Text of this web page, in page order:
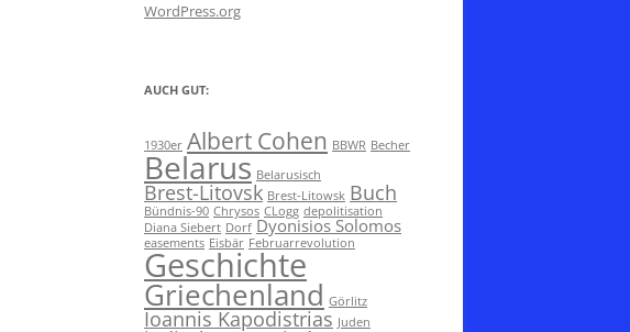
WordPress.org
AUCH GUT:
1930er Albert Cohen BBWR Becher
Belarus Belarusisch
Brest-Litovsk Brest-Litowsk Buch
Bündnis-90 Chrysos CLogg depolitisation
Diana Siebert Dorf Dyonisios Solomos
easements Eisbär Februarrevolution
Geschichte
Griechenland Görlitz
Ioannis Kapodistrias Juden